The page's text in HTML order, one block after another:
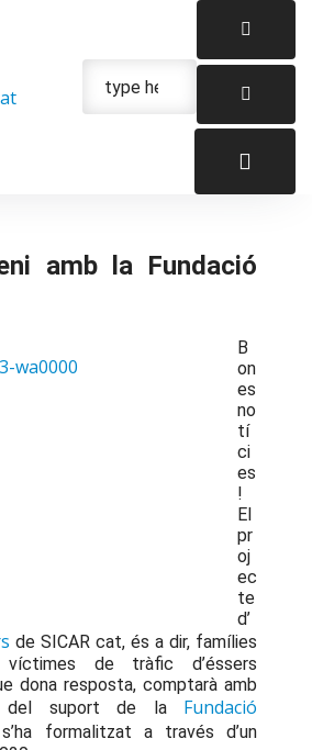
amb la Fundació
B
on
es
no
tí
ci
es
!
El
pr
oj
ec
te
d’
de SICAR cat, és a dir, famílies
víctimes de tràfic d’éssers
dona resposta, comptarà amb
del suport de la Fundació
formalitzat a través d’un